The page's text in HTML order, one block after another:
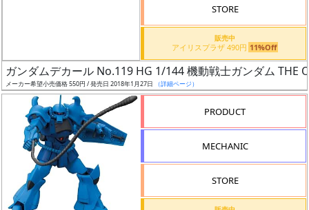
グ
レ
ー
STORE
販売中
アイリスプラザ 490円 11%Off
ガンダムデカール No.119 HG 1/144 機動戦士ガンダム THE
メーカー希望小売価格 550円 / 発売日 2018年1月27日 （詳細ページ）
PRODUCT
MECHANIC
STORE